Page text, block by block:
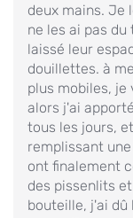
deux mains. Je
ne les ai pas
laissé leur
douillettes. à
plus mobiles, je
alors j'ai
tous les jours,
remplissant
ont finalement
des pissenlits
bouteille, j'ai